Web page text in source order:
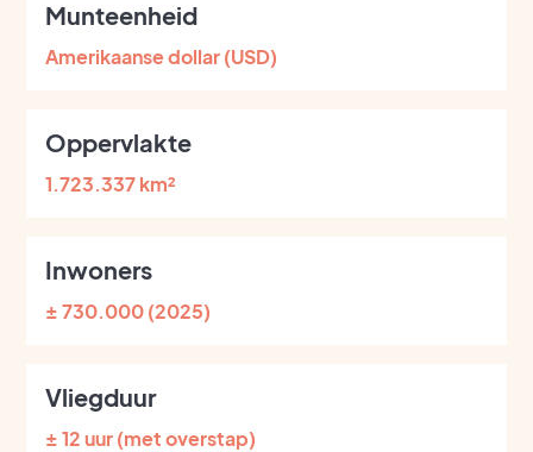
Munteenheid
Amerikaanse dollar (USD)
Oppervlakte
1.723.337 km²
Inwoners
± 730.000 (2025)
Vliegduur
± 12 uur (met overstap)